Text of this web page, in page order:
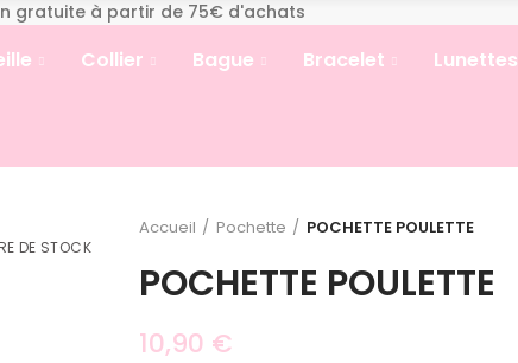
gratuite à partir de 75€ d'achats
Collier Bague Bracelet Lunettes
DE STOCK
Accueil Pochette POCHETTE POULETTE
POCHETTE POULETTE
10,90 €